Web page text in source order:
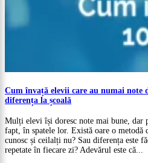
Cum învață elevii care au numai note
diferența la școală
Mulți elevi își doresc note mai bune, dar
fapt, în spatele lor. Există oare o metodă
cunosc și ceilalți nu? Sau diferența este
repetate în fiecare zi? Adevărul este că...